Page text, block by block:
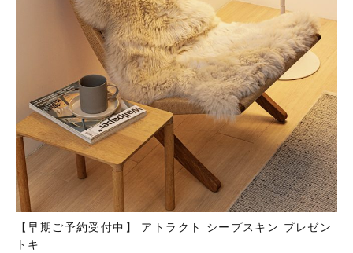
【早期ご予約受付中】 アトラクト シープスキン プレゼン
トキ...